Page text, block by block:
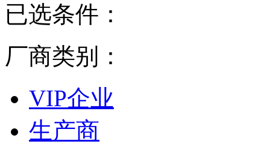
已选条件：
厂商类别：
VIP企业
生产商